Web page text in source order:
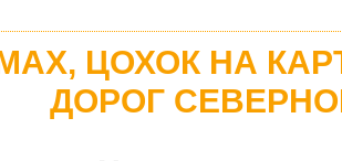
ЦОХОК НА
ДОРОГ